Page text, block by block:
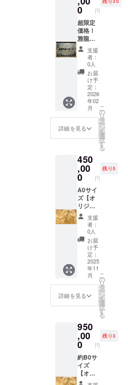
す。
※無理に
高額な
場所で
なくて
大丈夫
です ※
日程調
整につ
いて ・
訪問日
はクラ
ファン
終了後
に 個
別で相
だきま
す
（2025
年7月以
降予
定）
れてお
届けし
ます
（商品
の説
明） ・
数量：1
点 ・サ
イズ：
841×59
4mm・
MDF5.5
ｍｍ
0 円
超限定
価格！
雅龍
garo 原
画オー
ダー：
A2サイ
ズ クラ
ファン
特別価
格！ 通
常50
万〜の
オー
ダー原
画が35
イズ：
594×42
0 mm ※
額縁も
制作し
ます ※
線画
デー
ターか
らのセ
ミオー
ダー作
成にな
ります
※画像よ
りデー
タをお
選び頂
き、備
考欄に
さい！
支援
者：
0人
お届
け予
定：
2026
年02
月
詳細を見る
こ
の
リ
タ
ー
ン
を
選
択
す
る
450
,00
0 円
残り5
A0サイ
ズ【オ
リジナ
ルデザ
イン
レー
ザー彫
刻 】 月
夜見(ツ
クヨミ)
をデザ
インし
た MDF
レー
ザー彫
刻作品
しま
す。
（商品
の説
明） ・
数量：1
点 ・サ
イズ：
支援
者：
0人
お届
け予
定：
2025
年11
月
詳細を見る
こ
の
リ
タ
ー
ン
を
選
択
す
る
950
,00
0 円
残り3
約B0サ
イズ
【オリ
ジナル